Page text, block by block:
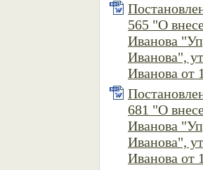
565 "О
Иванова
Иванова",
Иванова от
681 "О
Иванова
Иванова",
Иванова от